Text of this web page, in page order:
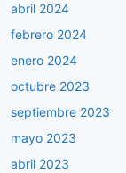
abril 2024
febrero 2024
enero 2024
octubre 2023
septiembre 2023
mayo 2023
abril 2023